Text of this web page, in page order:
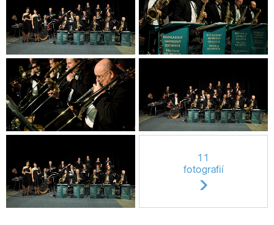
11
fotografií